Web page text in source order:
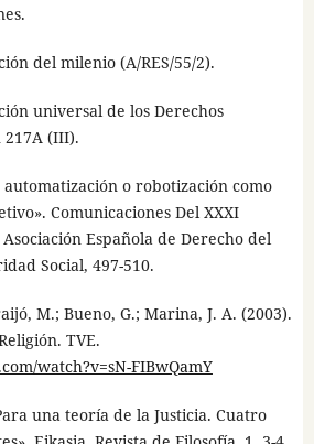
del milenio (A/RES/55/2).
universal de los Derechos
217A (III).
automatización o robotización como
Comunicaciones Del XXXI
Española de Derecho del
Social, 497-510.
M.; Bueno, G.; Marina, J. A. (2003).
TVE.
watch?v=sN-FIBwQamY
una teoría de la Justicia. Cuatro